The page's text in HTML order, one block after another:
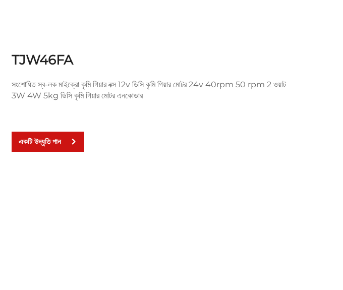
TJW46FA
সংশোধিত স্ব-লক মাইক্রো কৃমি গিয়ার বক্স 12v ডিসি কৃমি গিয়ার মোটর 24v 40rpm 50 rpm 2 ওয়াট
3W 4W 5kg ডিসি কৃমি গিয়ার মোটর এনকোডার
একটি উদ্ধৃতি পান